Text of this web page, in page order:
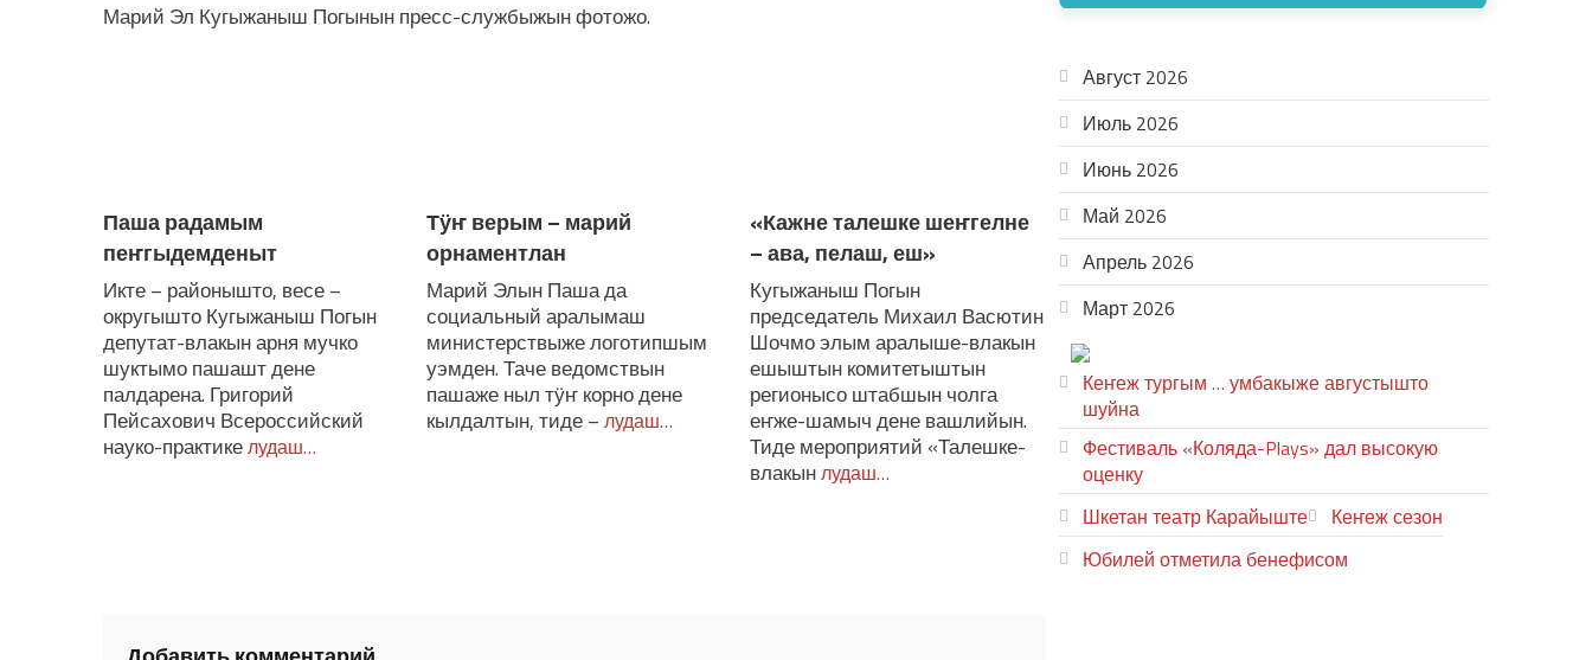
Марий Эл Кугыжаныш Погынын пресс-службыжын фотожо.
Паша радамым
пеҥгыдемденыт
Икте – районышто, весе –
округышто Кугыжаныш Погын
депутат-влакын арня мучко
шуктымо пашашт дене
палдарена. Григорий
Пейсахович Всероссийский
науко-практикелудаш…
Тӱҥ верым – марий
орнаментлан
Марий Элын Паша да
социальный аралымаш
министерствыже логотипшым
уэмден. Таче ведомствын
пашаже ныл тӱҥ корно дене
кылдалтын, тиде – лудаш…
«Кажне талешке шеҥгелне
– ава, пелаш, еш»
Кугыжаныш Погын
председатель Михаил Васютин
Шочмо элым аралыше-влакын
ешыштын комитетыштын
регионысо штабшын чолга
еҥже-шамыч дене вашлийын.
Тиде мероприятий «Талешке-
влакынлудаш…
Август 2026
Июль 2026
Июнь 2026
Май 2026
Апрель 2026
Март 2026
Кеҥеж тургым … умбакыже августышто
шуйна
Фестиваль «Коляда-Plays» дал высокую
оценку
Шкетан театр Карайыште
Кеҥеж сезон
Юбилей отметила бенефисом